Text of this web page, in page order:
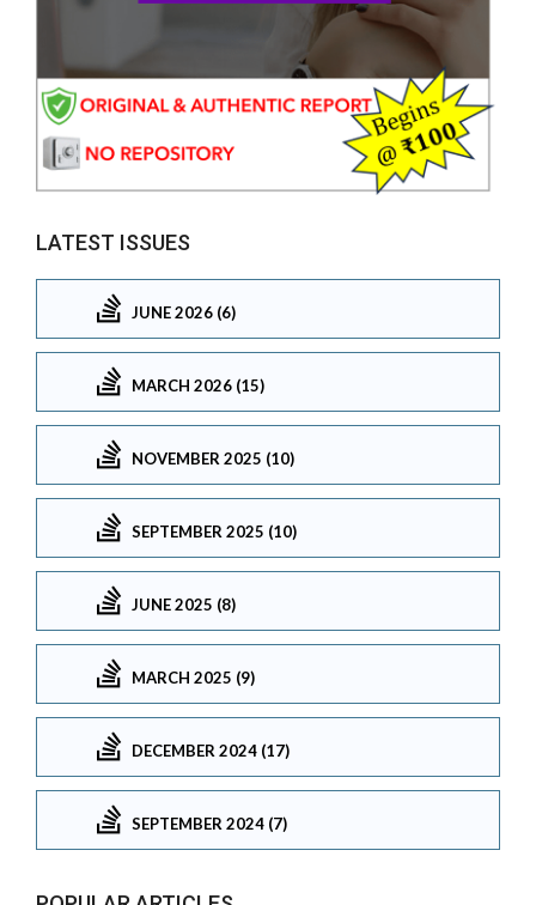
LATEST ISSUES
JUNE 2026 (6)
MARCH 2026 (15)
NOVEMBER 2025 (10)
SEPTEMBER 2025 (10)
JUNE 2025 (8)
MARCH 2025 (9)
DECEMBER 2024 (17)
SEPTEMBER 2024 (7)